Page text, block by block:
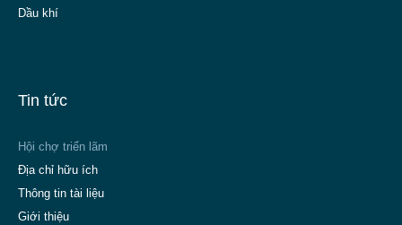
Dầu khí
Tin tức
Hội chợ triển lãm
Địa chỉ hữu ích
Thông tin tài liệu
Giới thiệu